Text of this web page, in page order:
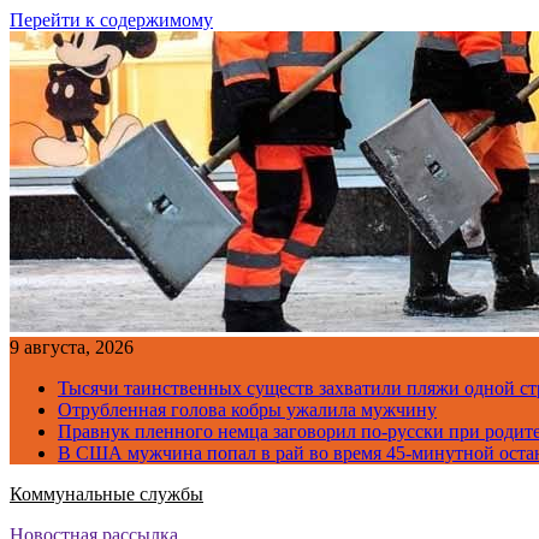
Перейти к содержимому
9 августа, 2026
Тысячи таинственных существ захватили пляжи одной
Отрубленная голова кобры ужалила мужчину
Правнук пленного немца заговорил по-русски при
В США мужчина попал в рай во время 45-минутной
Коммунальные службы
Новостная рассылка